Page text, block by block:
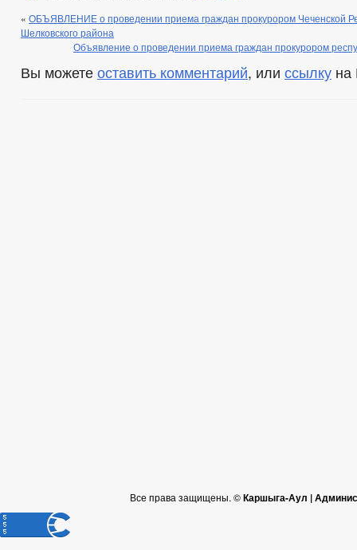
« ОБЪЯВЛЕНИЕ о проведении приема граждан прокурором Чеченской
Шелковского района
Объявление о проведении приема граждан прокурором
Вы можете оставить комментарий, или ссылку на
Все права защищены. ©Каршыга-Аул |